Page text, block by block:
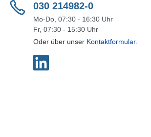
030 214982-0
Mo-Do, 07:30 - 16:30 Uhr
Fr, 07:30 - 15:30 Uhr
Oder über unser Kontaktformular.